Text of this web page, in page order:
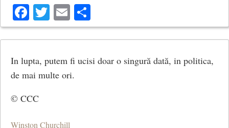
Facebook
Twitter
Email
In lupta, putem fi ucisi doar o singură dată, in politica,
de mai multe ori.
© CCC
Winston Churchill